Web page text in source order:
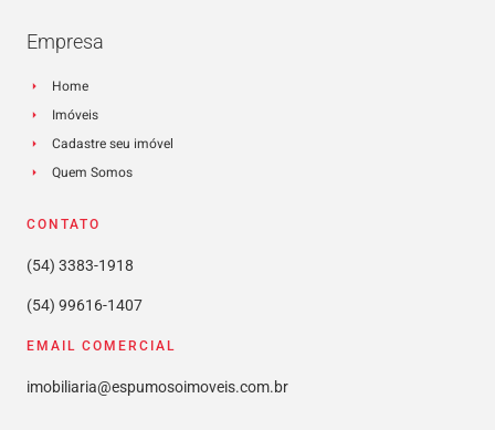
Empresa
Home
Imóveis
Cadastre seu imóvel
Quem Somos
CONTATO
(54) 3383-1918
(54) 99616-1407
EMAIL COMERCIAL
imobiliaria@espumosoimoveis.com.br